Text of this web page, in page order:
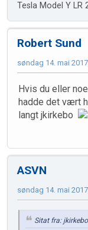
Tesla Model Y LR
Robert Sund
søndag 14. mai
Hvis du eller
hadde det vært
langt jkirkebo
ASVN
søndag 14. mai
Sitat fra: